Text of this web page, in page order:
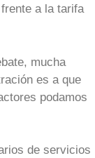
a la tarifa
mucha
es a que
podamos
de servicios